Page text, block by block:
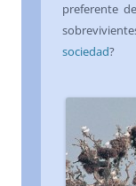
preferente
sociedad?